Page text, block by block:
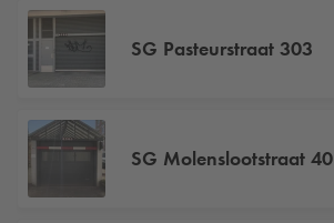
SG Pasteurstraat 303
SG Molenslootstraat 40